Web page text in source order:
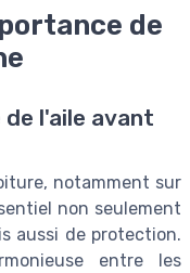
de
l'aile avant
notamment sur
non seulement
aussi de protection.
entre les